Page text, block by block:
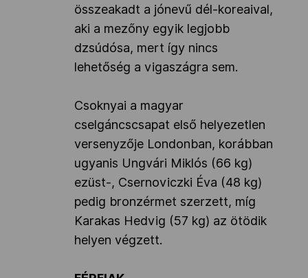
összeakadt a jónevű dél-koreaival,
aki a mezőny egyik legjobb
dzsúdósa, mert így nincs
lehetőség a vigaszágra sem.
Csoknyai a magyar
cselgáncscsapat első helyezetlen
versenyzője Londonban, korábban
ugyanis Ungvári Miklós (66 kg)
ezüst-, Csernoviczki Éva (48 kg)
pedig bronzérmet szerzett, míg
Karakas Hedvig (57 kg) az ötödik
helyen végzett.